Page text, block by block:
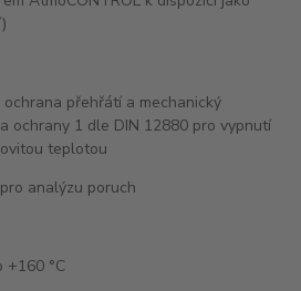
přehřátí a mechanický
ochrany 1 dle DIN 12880 pro vypnutí
teplotou
analýzu poruch
+160 °C